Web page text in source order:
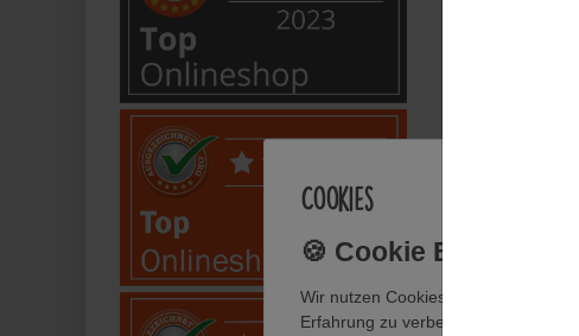
Cookies
Wir nutzen Cookies auf unserer
Erfahrung zu verbessern. Weitere